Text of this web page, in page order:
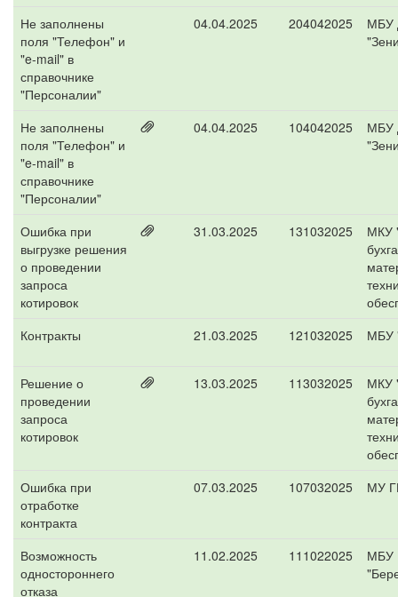
Не заполнены
поля "Телефон" и
"e-mail" в
справочнике
"Персоналии"
04.04.2025 204042025
МБУ
Не заполнены
поля "Телефон" и
"e-mail" в
справочнике
"Персоналии"
04.04.2025 104042025
МБУ
Ошибка при
выгрузке решения
о проведении
запроса
котировок
31.03.2025 131032025
МКУ
Контракты
21.03.2025 121032025 МБУ
Решение о
проведении
запроса
котировок
13.03.2025 113032025
МКУ
Ошибка при
отработке
контракта
07.03.2025 107032025 МУ
Возможность
одностороннего
отказа
11.02.2025 111022025
МБУ